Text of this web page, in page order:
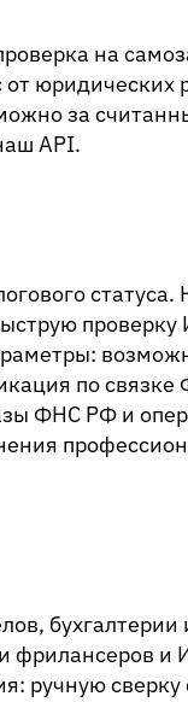
на
от юридических
за
API.
статуса.
проверку
по
ФНС РФ и
бухгалтерии
фрилансеров
ручную сверку